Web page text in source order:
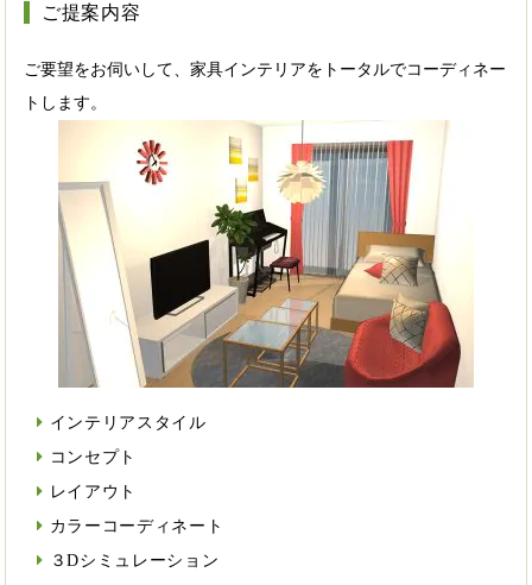
ご提案内容
ご要望をお伺いして、家具インテリアをトータルでコーディネー
トします。
インテリアスタイル
コンセプト
レイアウト
カラーコーディネート
３Dシミュレーション